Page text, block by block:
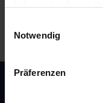
Notwendig
Präferenzen
Christoffer